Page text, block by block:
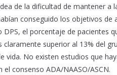
de la dificultad de mantener
conseguido los objetivos
DPS, el porcentaje de
claramente superior al 13% del
vida. No existen estudios que
consenso ADA/NAASO/ASCN.